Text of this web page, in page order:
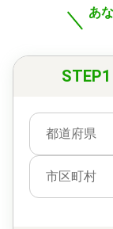
あ
STEP1
都道府県
市区町村